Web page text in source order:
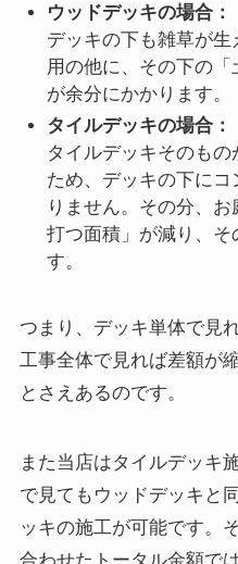
ウッドデッキの場合：
デッキの下も雑草が
用の他に、その下の「
が余分にかかります。
タイルデッキの場合：
タイルデッキそのも
ため、デッキの下に
りません。その分、
打つ面積」が減り、そ
す。
つまり、デッキ単体で見
工事全体で見れば差額が
とさえあるのです。
また当店はタイルデッキ
で見てもウッドデッキと
ッキの施工が可能です。